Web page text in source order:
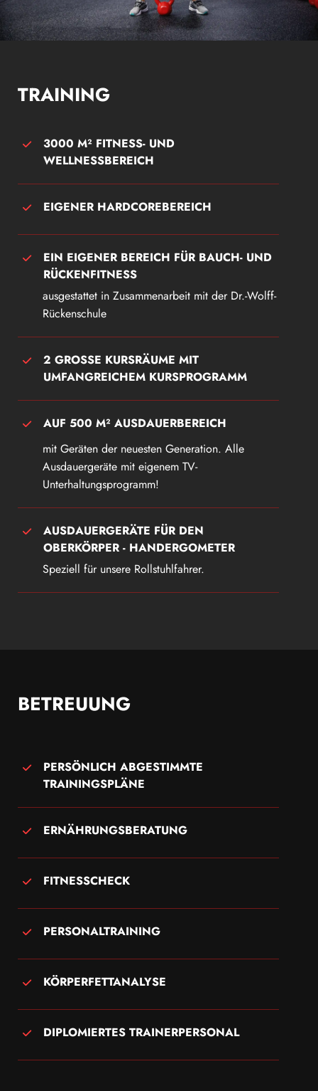
TRAINING
3000 M² FITNESS- UND
WELLNESSBEREICH
EIGENER HARDCOREBEREICH
EIN EIGENER BEREICH FÜR BAUCH- UND
RÜCKENFITNESS
ausgestattet in Zusammenarbeit mit der Dr.-Wolff-
Rückenschule
2 GROSSE KURSRÄUME MIT U
MFANGREICHEM KURSPROGRAMM
AUF 500 M² AUSDAUERBEREICH
mit Geräten der neuesten Generation. Alle
Ausdauergeräte mit eigenem TV-
Unterhaltungsprogramm!
AUSDAUERGERÄTE FÜR DEN
OBERKÖRPER - HANDERGOMETER
Speziell für unsere Rollstuhlfahrer.
BETREUUNG
PERSÖNLICH ABGESTIMMTE
TRAININGSPLÄNE
ERNÄHRUNGSBERATUNG
FITNESSCHECK
PERSONALTRAINING
KÖRPERFETTANALYSE
DIPLOMIERTES TRAINERPERSONAL